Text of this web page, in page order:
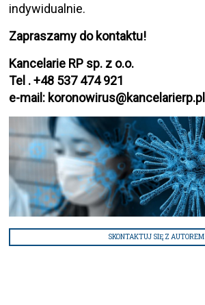
indywidualnie.
Zapraszamy do kontaktu!
Kancelarie RP sp. z o.o.
Tel . +48 537 474 921
e-mail: koronowirus@kancelarierp.pl
SKONTAKTUJ SIĘ Z AUTOREM